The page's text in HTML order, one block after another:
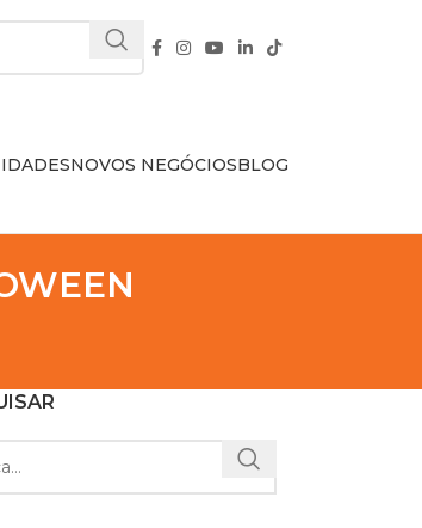
NOVOS NEGÓCIOSBLOG